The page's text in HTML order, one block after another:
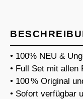
• 100% NEU &
• Full Set mit allen
• 100 % Original
• Sofort verfügbar